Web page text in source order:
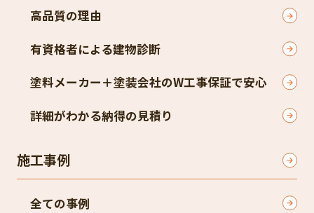
高品質の理由
有資格者による建物診断
塗料メーカー＋塗装会社のW工事保証で安心
詳細がわかる納得の見積り
施工事例
全ての事例